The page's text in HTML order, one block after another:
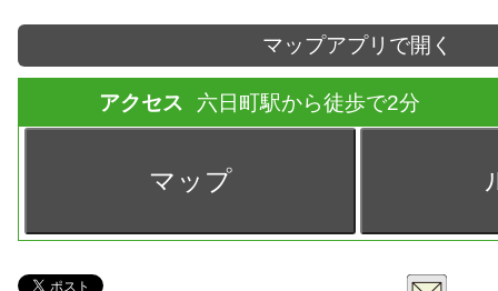
マップアプリで開く
アクセス 六日町駅から徒歩で2分
マップ